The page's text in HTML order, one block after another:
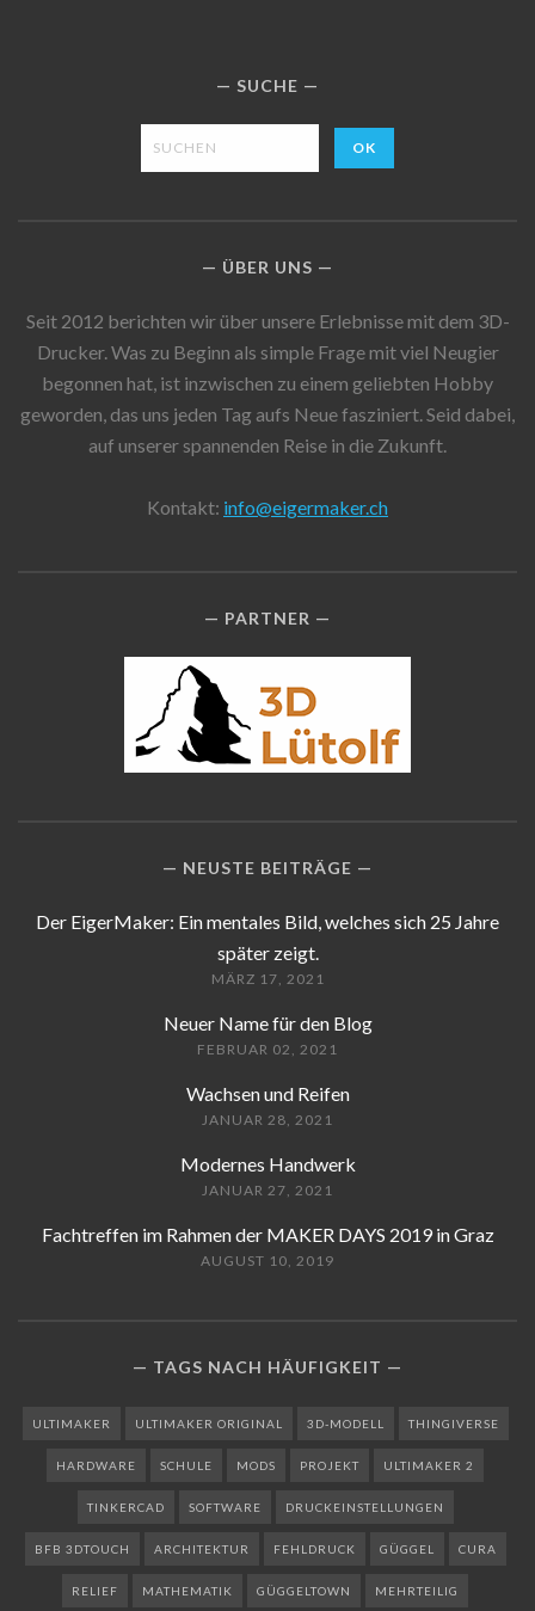
SUCHE
ÜBER UNS
Seit 2012 berichten wir über unsere Erlebnisse mit dem 3D-
Drucker. Was zu Beginn als simple Frage mit viel Neugier
begonnen hat, ist inzwischen zu einem geliebten Hobby
geworden, das uns jeden Tag aufs Neue fasziniert. Seid dabei,
auf unserer spannenden Reise in die Zukunft.
Kontakt: info@eigermaker.ch
PARTNER
NEUSTE BEITRÄGE
Der EigerMaker: Ein mentales Bild, welches sich 25 Jahre
später zeigt.
MÄRZ 17, 2021
Neuer Name für den Blog
FEBRUAR 02, 2021
Wachsen und Reifen
JANUAR 28, 2021
Modernes Handwerk
JANUAR 27, 2021
Fachtreffen im Rahmen der MAKER DAYS 2019 in Graz
AUGUST 10, 2019
TAGS NACH HÄUFIGKEIT
ULTIMAKER ULTIMAKER ORIGINAL 3D-MODELL THINGIVERSE
HARDWARE SCHULE MODS PROJEKT ULTIMAKER 2
TINKERCAD SOFTWARE DRUCKEINSTELLUNGEN
BFB 3DTOUCH ARCHITEKTUR FEHLDRUCK GÜGGEL CURA
RELIEF MATHEMATIK GÜGGELTOWN MEHRTEILIG